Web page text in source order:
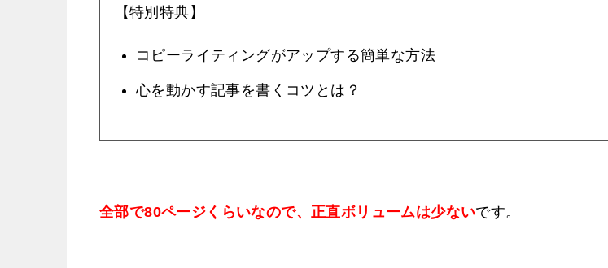
【特別特典】
コピーライティングがアップする簡単な方法
心を動かす記事を書くコツとは？
全部で80ページくらいなので、正直ボリュームは少ないです。